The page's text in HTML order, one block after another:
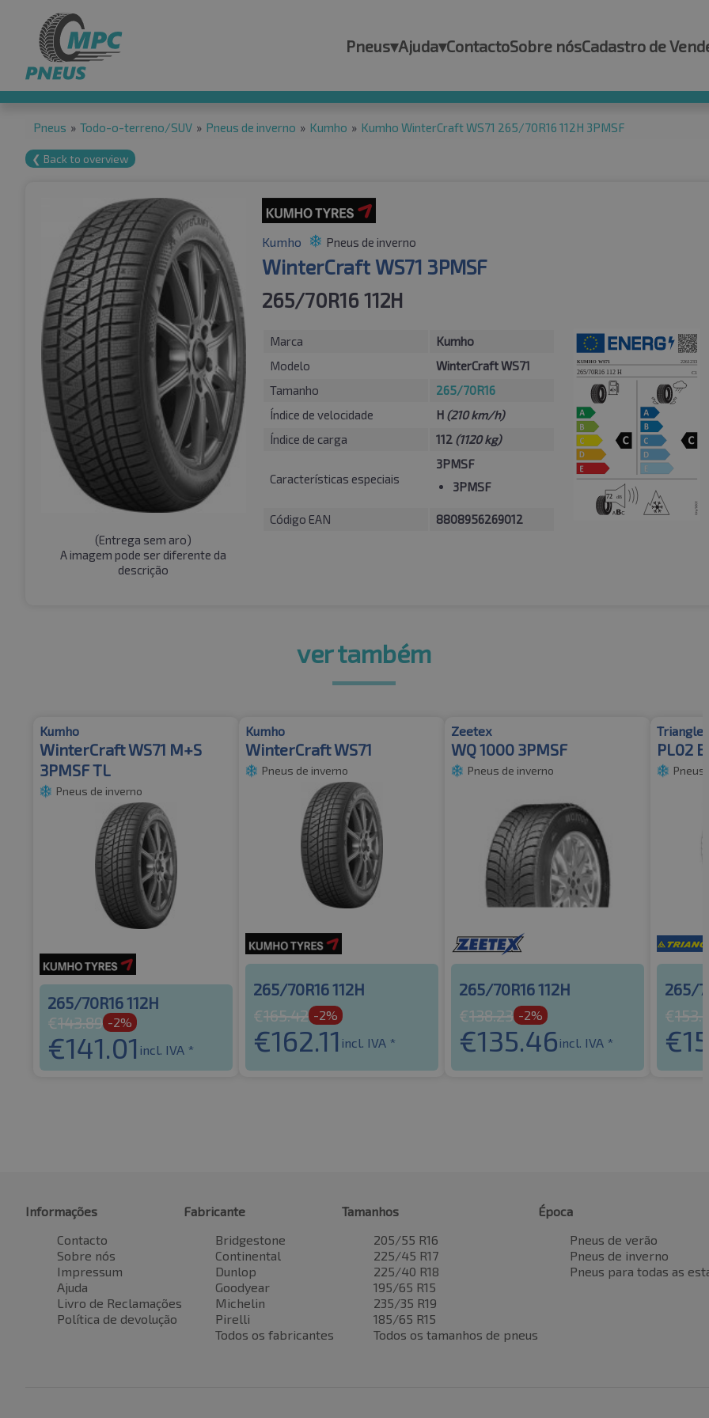
Pneus▾Ajuda▾ContactoSobre nósCadastro de
Pneus » Todo-o-terreno/SUV » Pneus de inverno » Kumho » Kumho WinterCraft WS71 265/70R16 112H 3PMSF
❮ Back to overview
(Entrega sem aro)
A imagem pode ser diferente da
descrição
Kumho Pneus de inverno
WinterCraft WS71 3PMSF
265/70R16 112H
Marca
Kumho
Modelo
WinterCraft WS71
Tamanho
265/70R16
Índice de velocidade
H (210 km/h)
Índice de carga
112 (1120 kg)
Características especiais
3PMSF
3PMSF
Código EAN 8808956269012
ver também
Kumho
WinterCraft WS71 M+S
3PMSF TL
Pneus de inverno
265/70R16 112H
€143.89 -2%
€141.01 incl. IVA *
Kumho
WinterCraft WS71
Pneus de inverno
265/70R16 112H
€165.42 -2%
€162.11 incl. IVA *
Zeetex
WQ 1000 3PMSF
Pneus de inverno
265/70R16 112H
€138.23 -2%
€135.46 incl. IVA *
Triangle
PL02
Pneus
265/
€153.27
€
Informações
Contacto
Sobre nós
Impressum
Ajuda
Livro de Reclamações
Política de devolução
Fabricante
Bridgestone
Continental
Dunlop
Goodyear
Michelin
Pirelli
Todos os fabricantes
Tamanhos
205/55 R16
225/45 R17
225/40 R18
195/65 R15
235/35 R19
185/65 R15
Todos os tamanhos de pneus
Época
Pneus de verão
Pneus de inverno
Pneus para todas as